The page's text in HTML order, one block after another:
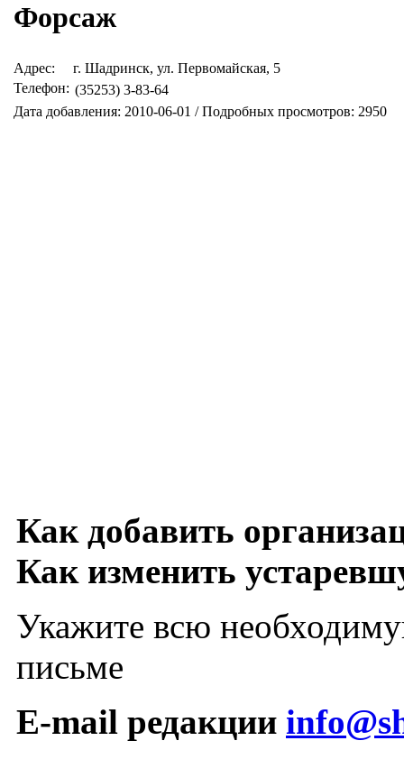
Форсаж
Адрес:
г. Шадринск, ул. Первомайская, 5
Телефон: (35253) 3-83-64
Дата добавления: 2010-06-01 / Подробных просмотров: 2950
Как добавить
Как изменить
Укажите всю
письме
E-mail редакции